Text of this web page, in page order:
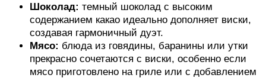
Шоколад: темный шоколад с высоким
содержанием какао идеально дополняет виски,
создавая гармоничный дуэт.
Мясо: блюда из говядины, баранины или утки
прекрасно сочетаются с виски, особенно если
мясо приготовлено на гриле или с добавлением